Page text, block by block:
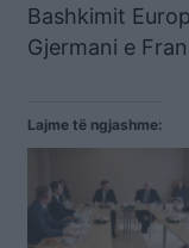
Bashkimit
Gjermani e
Lajme të ngjashme: